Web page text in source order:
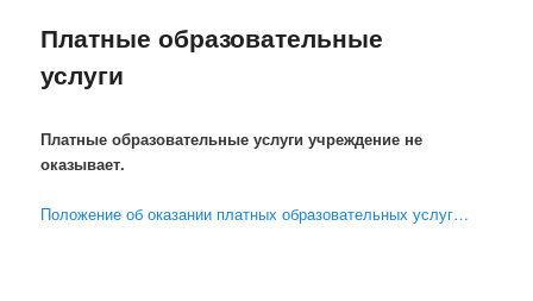
Платные образовательные
услуги
Платные образовательные услуги учреждение не
оказывает.
Положение об оказании платных образовательных услуг…